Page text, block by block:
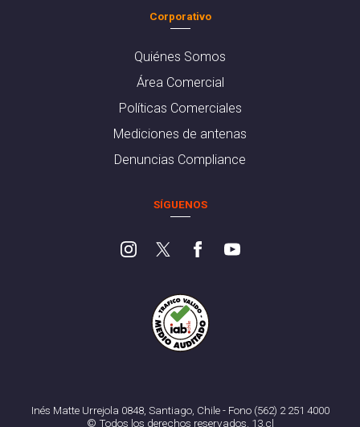
Corporativo
Quiénes Somos
Área Comercial
Políticas Comerciales
Mediciones de antenas
Denuncias Compliance
SÍGUENOS
Inés Matte Urrejola 0848, Santiago, Chile - Fono (562) 2 251 4000
© Todos los derechos reservados. 13.cl